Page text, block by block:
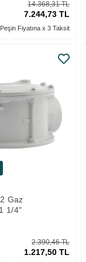
14.368,31 TL
7.244,73 TL
Peşin Fiyatına x 3 Taksit
Gaz
1/4"
2.390,46 TL
1.217,50 TL